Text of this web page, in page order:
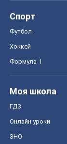
Спорт
Футбол
Хоккей
Формула-1
Моя школа
ГДЗ
Онлайн уроки
ЗНО